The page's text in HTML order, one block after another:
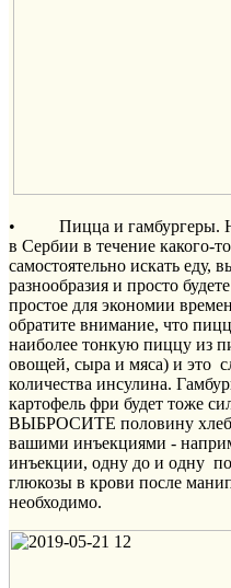
• Пицца и гамбургеры. Не
в Сербии в течение какого-
самостоятельно искать еду,
разнообразия и просто
простое для экономии
обратите внимание, что
наиболее тонкую пиццу из
овощей, сыра и мяса) и это
количества инсулина.
картофель фри будет тоже
ВЫБРОСИТЕ половину
вашими инъекциями -
инъекции, одну до и одну
глюкозы в крови после
необходимо.